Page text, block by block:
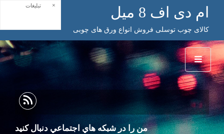
ام دی اف 8 میل
کالای چوب توسلی فروش انواع ورق های چوبی
من را در شبكه هاي اجتماعي دنبال كنيد
تبلیغات ×